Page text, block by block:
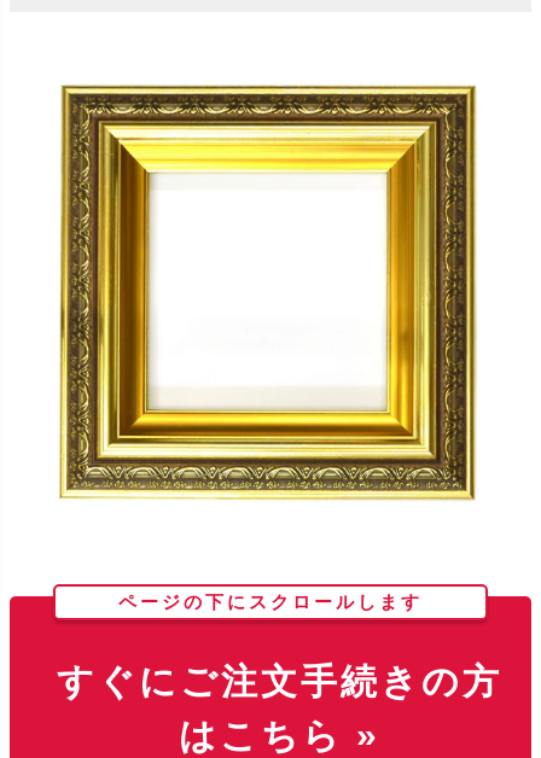
ページの下にスクロールします
すぐにご注文手続きの方
はこちら »